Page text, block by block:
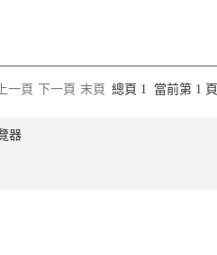
上一頁 下一頁 末頁 總頁 1 當前第 1 頁
器